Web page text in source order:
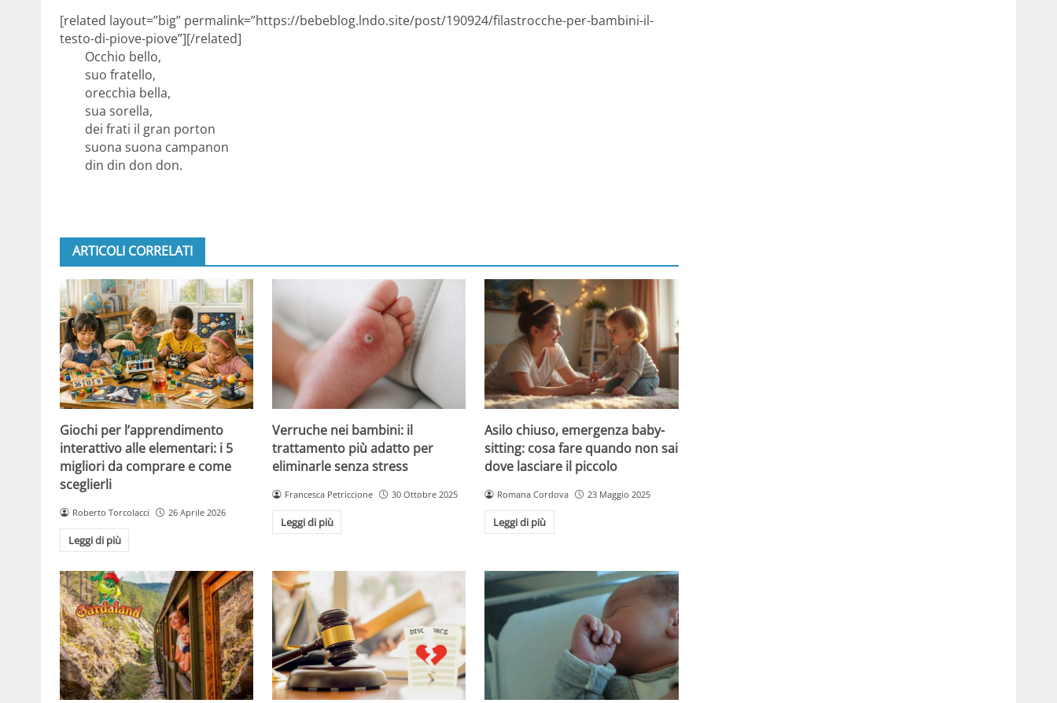
[related layout=”big” permalink=”https://bebeblog.lndo.site/post/190924/filastrocche-per-bambini-il-
testo-di-piove-piove”][/related]
Occhio bello,
suo fratello,
orecchia bella,
sua sorella,
dei frati il gran porton
suona suona campanon
din din don don.
ARTICOLI CORRELATI
Giochi per l’apprendimento
interattivo alle elementari: i 5
migliori da comprare e come
sceglierli
Roberto Torcolacci 26 Aprile 2026
Leggi di più
Verruche nei bambini: il
trattamento più adatto per
eliminarle senza stress
Francesca Petriccione 30 Ottobre 2025
Leggi di più
Asilo chiuso, emergenza baby-
sitting: cosa fare quando non sai
dove lasciare il piccolo
Romana Cordova 23 Maggio 2025
Leggi di più